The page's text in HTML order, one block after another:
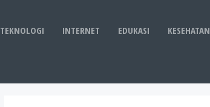
KESEHATAN
EDUKASI
INTERNET
TEKNOLOGI